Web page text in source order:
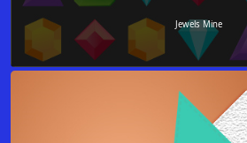
Jewels Mine